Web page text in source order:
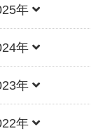
年
年
年
年